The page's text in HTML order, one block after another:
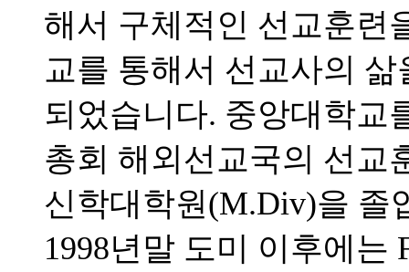
해서 구체적인 선교훈련
교를 통해서 선교사의
되었습니다. 중앙대학교
총회 해외선교국의 선교
신학대학원(M.Div)을 졸
1998년말 도미 이후에는